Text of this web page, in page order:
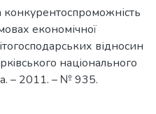
економічної
відносин
нацiонального
– 2011. – № 935.